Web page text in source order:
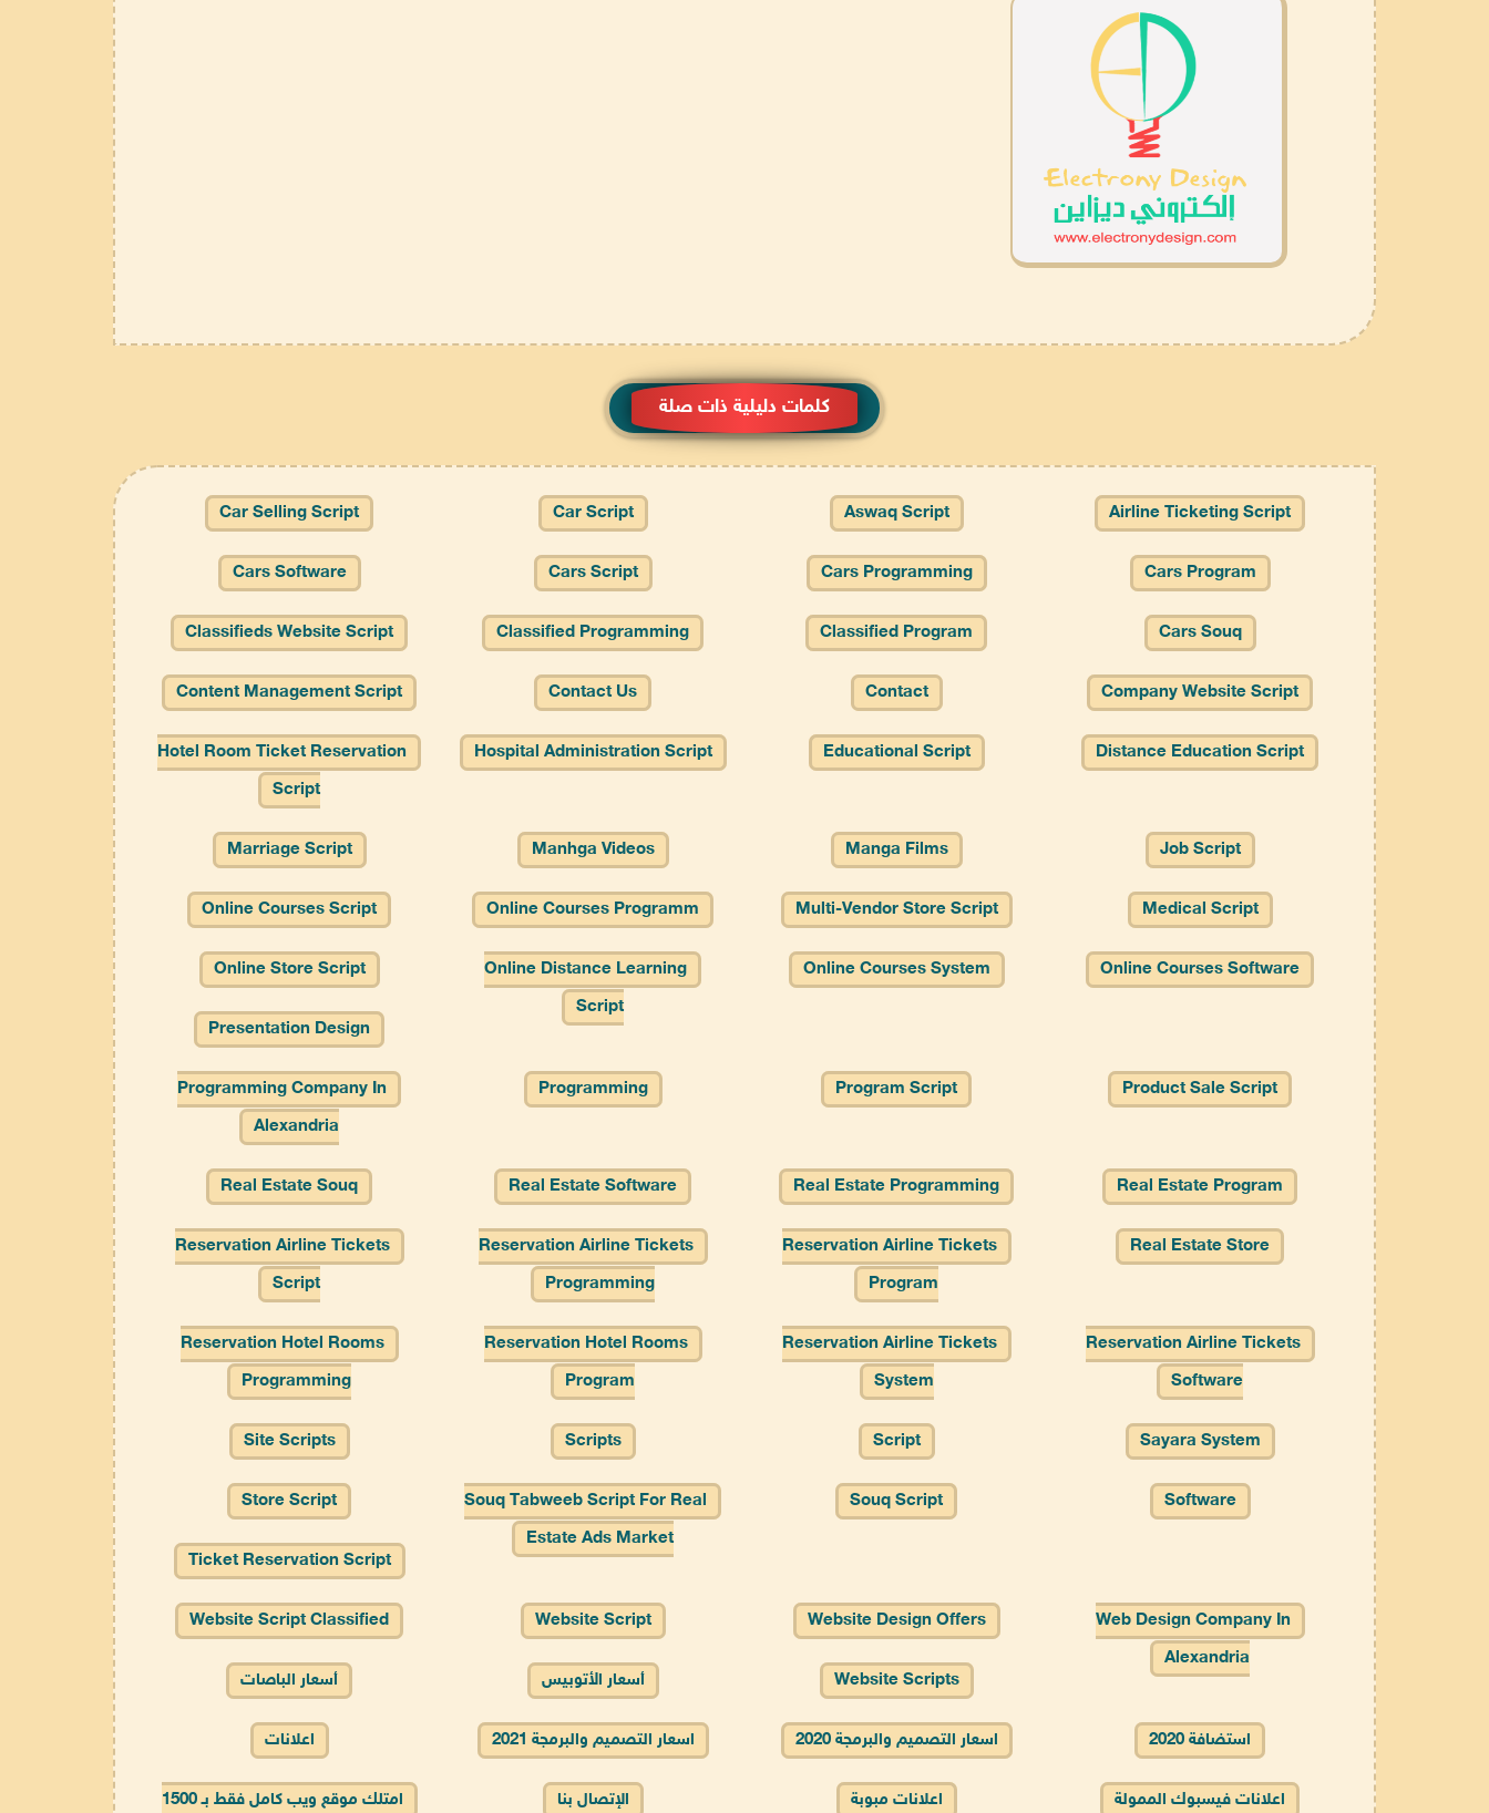
كلمات دليلية ذات صلة
Airline Ticketing Script
Aswaq Script
Car Script
Car Selling Script
Cars Program
Cars Programming
Cars Script
Cars Software
Cars Souq
Classified Program
Classified Programming
Classifieds Website Script
Company Website Script
Contact
Contact Us
Content Management Script
Distance Education Script
Educational Script
Hospital Administration Script
Hotel Room Ticket Reservation
Script
Job Script
Manga Films
Manhga Videos
Marriage Script
Medical Script
Multi-Vendor Store Script
Online Courses Programm
Online Courses Script
Online Courses Software
Online Courses System
Online Distance Learning
Script
Online Store Script
Presentation Design
Product Sale Script
Program Script
Programming
Programming Company In
Alexandria
Real Estate Program
Real Estate Programming
Real Estate Software
Real Estate Souq
Real Estate Store
Reservation Airline Tickets
Program
Reservation Airline Tickets
Programming
Reservation Airline Tickets
Script
Reservation Airline Tickets
Software
Reservation Airline Tickets
System
Reservation Hotel Rooms
Program
Reservation Hotel Rooms
Programming
Sayara System
Script
Scripts
Site Scripts
Software
Souq Script
Souq Tabweeb Script For Real
Estate Ads Market
Store Script
Ticket Reservation Script
Web Design Company In
Alexandria
Website Design Offers
Website Script
Website Script Classified
Website Scripts أسعار الأتوبيس أسعار الباصات
استضافة 2020 اسعار التصميم والبرمجة 2020 اسعار التصميم والبرمجة 2021 اعلانات
اعلانات فيسبوك الممولة اعلانات مبوبة الإتصال بنا
امتلك موقع ويب كامل فقط بـ 1500